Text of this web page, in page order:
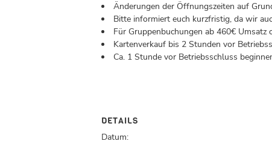
Änderungen der Öffnungszeiten auf
Bitte informiert euch kurzfristig, da wir
Für Gruppenbuchungen ab 460€
Kartenverkauf bis 2 Stunden vor
Ca. 1 Stunde vor Betriebsschluss
DETAILS
Datum: